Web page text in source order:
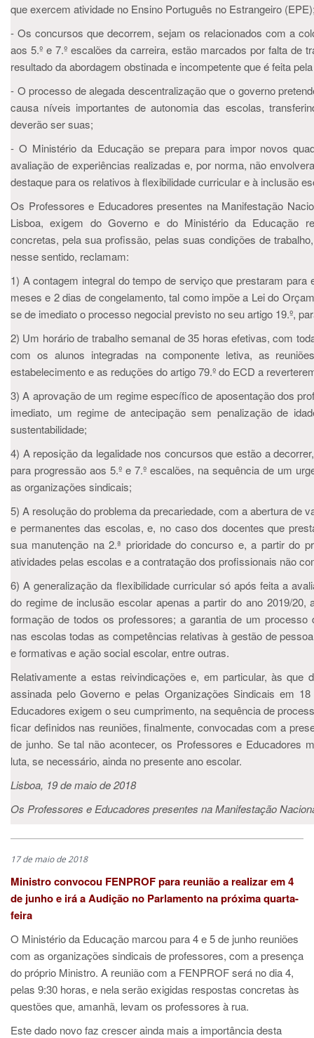
que exercem atividade no Ensino Português no Estrangeiro
- Os concursos que decorrem, sejam os relacionados com a
aos 5.º e 7.º escalões da carreira, estão marcados por falta de
resultado da abordagem obstinada e incompetente que é feita
- O processo de alegada descentralização que o governo
causa níveis importantes de autonomia das escolas,
deverão ser suas;
- O Ministério da Educação se prepara para impor novos
avaliação de experiências realizadas e, por norma, não
destaque para os relativos à flexibilidade curricular e à inclusão
Os Professores e Educadores presentes na Manifestação
Lisboa, exigem do Governo e do Ministério da Educação
concretas, pela sua profissão, pelas suas condições de
nesse sentido, reclamam:
1) A contagem integral do tempo de serviço que prestaram
meses e 2 dias de congelamento, tal como impõe a Lei do
se de imediato o processo negocial previsto no seu artigo 19.º,
2) Um horário de trabalho semanal de 35 horas efetivas, com
com os alunos integradas na componente letiva, as
estabelecimento e as reduções do artigo 79.º do ECD a
3) A aprovação de um regime específico de aposentação dos
imediato, um regime de antecipação sem penalização de
sustentabilidade;
4) A reposição da legalidade nos concursos que estão a
para progressão aos 5.º e 7.º escalões, na sequência de um
as organizações sindicais;
5) A resolução do problema da precariedade, com a abertura de
e permanentes das escolas, e, no caso dos docentes que
sua manutenção na 2.ª prioridade do concurso e, a partir do
atividades pelas escolas e a contratação dos profissionais não
6) A generalização da flexibilidade curricular só após feita a
do regime de inclusão escolar apenas a partir do ano 2019/
formação de todos os professores; a garantia de um processo
nas escolas todas as competências relativas à gestão de
e formativas e ação social escolar, entre outras.
Relativamente a estas reivindicações e, em particular, às que
assinada pelo Governo e pelas Organizações Sindicais em
Educadores exigem o seu cumprimento, na sequência de
ficar definidos nas reuniões, finalmente, convocadas com a
de junho. Se tal não acontecer, os Professores e Educadores
luta, se necessário, ainda no presente ano escolar.
Lisboa, 19 de maio de 2018
Os Professores e Educadores presentes na Manifestação
17 de maio de 2018
Ministro convocou FENPROF para reunião a realizar em 4
de junhoe irá a Audição no Parlamento na próxima quarta-
feira
O Ministério da Educação marcou para 4 e 5 de junho reuniões
com as organizações sindicais de professores, com a presença
do próprio Ministro. A reunião com a FENPROF será no dia 4,
pelas 9:30 horas, e nela serão exigidas respostas concretas às
questões que, amanhã, levam os professores à rua.
Este dado novo faz crescer ainda mais a importância desta